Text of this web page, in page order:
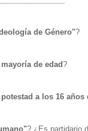
de Género"?
de edad?
a los 16
? ¿Es partidario